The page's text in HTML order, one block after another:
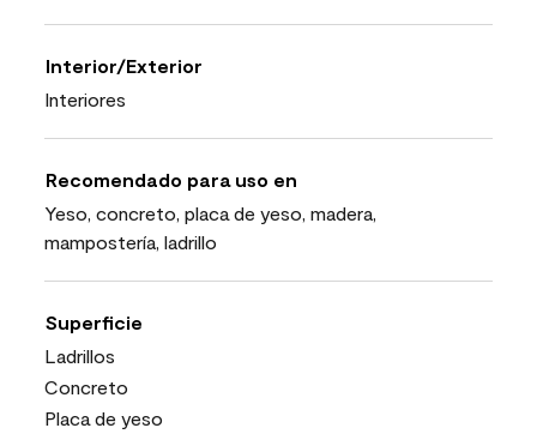
Interior/Exterior
Interiores
Recomendado para uso en
Yeso, concreto, placa de yeso, madera,
mampostería, ladrillo
Superficie
Ladrillos
Concreto
Placa de yeso